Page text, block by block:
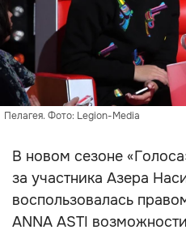
Пелагея. Фото: Legion-Media
В новом сезоне
за участника Азера
воспользовалась
ANNA ASTI